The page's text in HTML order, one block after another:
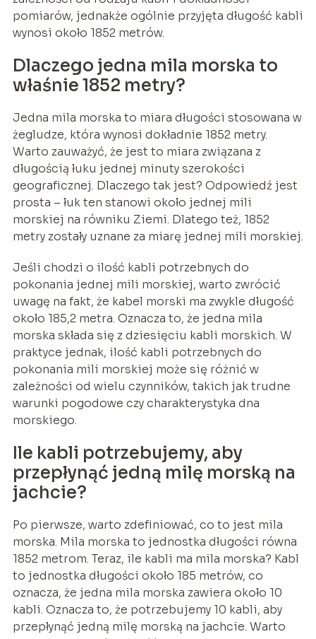
pomiarów, jednakże ogólnie przyjęta długość kabli
wynosi około 1852 metrów.
Dlaczego jedna mila morska to
właśnie 1852 metry?
Jedna mila morska to miara długości stosowana w
żegludze, która wynosi dokładnie 1852 metry.
Warto zauważyć, że jest to miara związana z
długością łuku jednej minuty szerokości
geograficznej. Dlaczego tak jest? Odpowiedź jest
prosta – łuk ten stanowi około jednej mili
morskiej na równiku Ziemi. Dlatego też, 1852
metry zostały uznane za miarę jednej mili morskiej.
Jeśli chodzi o ilość kabli potrzebnych do
pokonania jednej mili morskiej, warto zwrócić
uwagę na fakt, że kabel morski ma zwykle długość
około 185,2 metra. Oznacza to, że jedna mila
morska składa się z dziesięciu kabli morskich. W
praktyce jednak, ilość kabli potrzebnych do
pokonania mili morskiej może się różnić w
zależności od wielu czynników, takich jak trudne
warunki pogodowe czy charakterystyka dna
morskiego.
Ile kabli potrzebujemy, aby
przepłynąć jedną milę morską na
jachcie?
Po pierwsze, warto zdefiniować, co to jest mila
morska. Mila morska to jednostka długości równa
1852 metrom. Teraz, ile kabli ma mila morska? Kabl
to jednostka długości około 185 metrów, co
oznacza, że jedna mila morska zawiera około 10
kabli. Oznacza to, że potrzebujemy 10 kabli, aby
przepłynąć jedną milę morską na jachcie. Warto